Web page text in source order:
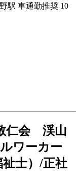
駅 車通勤推奨 10
仁会 渓山
ワーカー
祉士）/正社